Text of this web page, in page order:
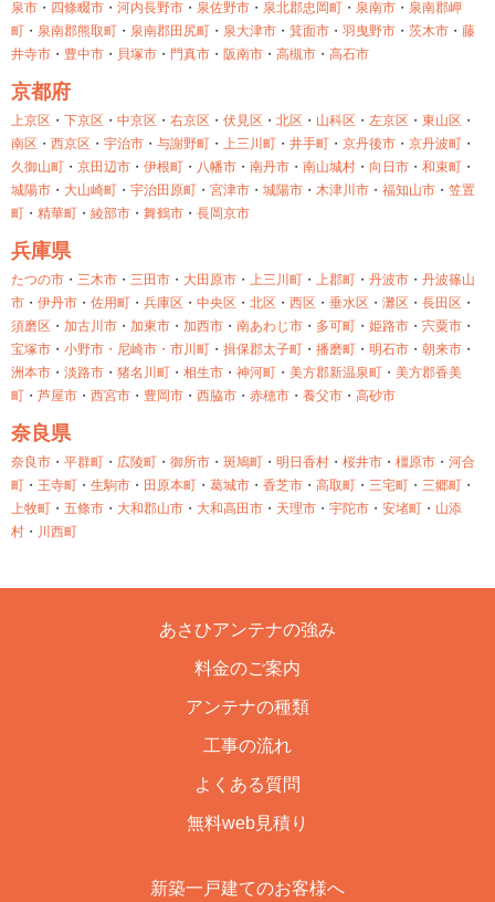
泉市 ・ 四條畷市 ・ 河内長野市 ・ 泉佐野市 ・ 泉北郡忠岡町 ・ 泉南市 ・ 泉南郡岬
町 ・ 泉南郡熊取町 ・ 泉南郡田尻町 ・ 泉大津市 ・ 箕面市 ・ 羽曳野市 ・ 茨木市 ・ 藤
井寺市 ・ 豊中市 ・ 貝塚市 ・ 門真市 ・ 阪南市 ・ 高槻市 ・ 高石市
京都府
上京区 ・ 下京区 ・ 中京区 ・ 右京区 ・ 伏見区 ・ 北区 ・ 山科区 ・ 左京区 ・ 東山区 ・
南区 ・ 西京区 ・ 宇治市 ・ 与謝野町 ・ 上三川町 ・ 井手町 ・ 京丹後市 ・ 京丹波町 ・
久御山町 ・ 京田辺市 ・ 伊根町 ・ 八幡市 ・ 南丹市 ・ 南山城村 ・ 向日市 ・ 和束町 ・
城陽市 ・ 大山崎町 ・ 宇治田原町 ・ 宮津市 ・ 城陽市 ・ 木津川市 ・ 福知山市 ・ 笠置
町 ・ 精華町 ・ 綾部市 ・ 舞鶴市 ・ 長岡京市
兵庫県
たつの市 ・ 三木市 ・ 三田市 ・ 大田原市 ・ 上三川町 ・ 上郡町 ・ 丹波市 ・ 丹波篠山
市 ・ 伊丹市 ・ 佐用町 ・ 兵庫区 ・ 中央区 ・ 北区 ・ 西区 ・ 垂水区 ・ 灘区 ・ 長田区 ・
須磨区 ・ 加古川市 ・ 加東市 ・ 加西市 ・ 南あわじ市 ・ 多可町 ・ 姫路市 ・ 宍粟市 ・
宝塚市 ・ 小野市・ 尼崎市・ 市川町 ・ 揖保郡太子町 ・ 播磨町 ・ 明石市 ・ 朝来市 ・
洲本市 ・ 淡路市 ・ 猪名川町 ・ 相生市 ・ 神河町 ・ 美方郡新温泉町 ・ 美方郡香美
町 ・ 芦屋市 ・ 西宮市 ・ 豊岡市 ・ 西脇市 ・ 赤穂市 ・ 養父市 ・ 高砂市
奈良県
奈良市 ・ 平群町 ・ 広陵町 ・ 御所市 ・ 斑鳩町 ・ 明日香村 ・ 桜井市 ・ 橿原市 ・ 河合
町 ・ 王寺町 ・ 生駒市 ・ 田原本町 ・ 葛城市 ・ 香芝市 ・ 高取町 ・ 三宅町 ・ 三郷町 ・
上牧町 ・ 五條市 ・ 大和郡山市 ・ 大和高田市 ・ 天理市 ・ 宇陀市 ・ 安堵町 ・ 山添
村 ・ 川西町
あさひアンテナの強み
料金のご案内
アンテナの種類
工事の流れ
よくある質問
無料web見積り
新築一戸建てのお客様へ